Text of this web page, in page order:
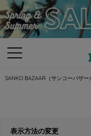
SANKO BAZAAR（サンコーバザー
表示方法の変更